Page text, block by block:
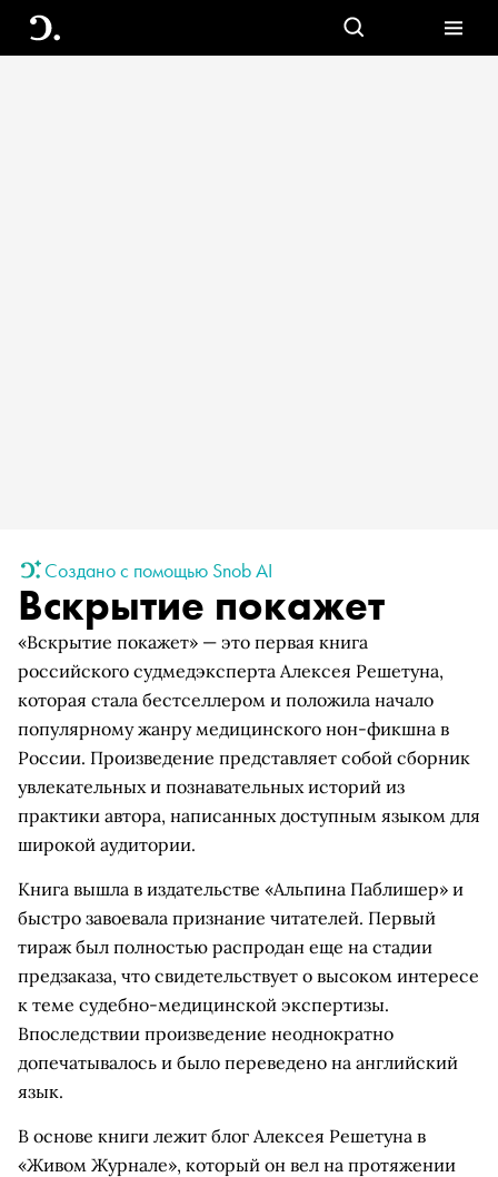
Создано с помощью Snob AI
Вскрытие покажет
«Вскрытие покажет» — это первая книга
российского судмедэксперта Алексея Решетуна,
которая стала бестселлером и положила начало
популярному жанру медицинского нон-фикшна в
России. Произведение представляет собой сборник
увлекательных и познавательных историй из
практики автора, написанных доступным языком для
широкой аудитории.
Книга вышла в издательстве «Альпина Паблишер» и
быстро завоевала признание читателей. Первый
тираж был полностью распродан еще на стадии
предзаказа, что свидетельствует о высоком интересе
к теме судебно-медицинской экспертизы.
Впоследствии произведение неоднократно
допечатывалось и было переведено на английский
язык.
В основе книги лежит блог Алексея Решетуна в
«Живом Журнале», который он вел на протяжении